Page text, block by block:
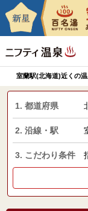
室蘭駅(北海道)近くの
1. 都道府県
2. 沿線・駅
3. こだわり条件